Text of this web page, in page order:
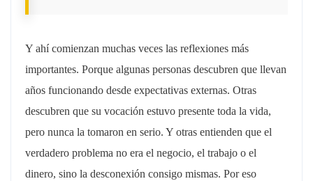
Y ahí comienzan muchas veces las reflexiones más
importantes. Porque algunas personas descubren que llevan
años funcionando desde expectativas externas. Otras
descubren que su vocación estuvo presente toda la vida,
pero nunca la tomaron en serio. Y otras entienden que el
verdadero problema no era el negocio, el trabajo o el
dinero, sino la desconexión consigo mismas. Por eso